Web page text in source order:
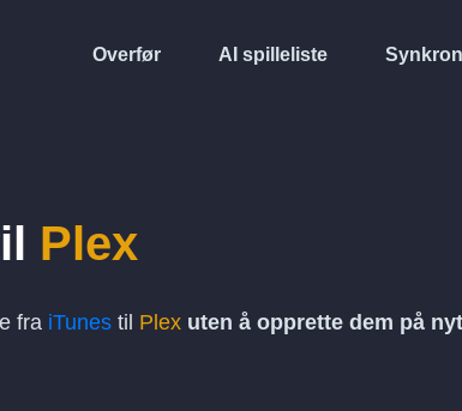
Overfør AI spilleliste
Plex
fra iTunes til Plex uten å opprette dem på